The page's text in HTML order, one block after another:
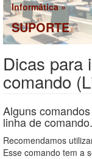
Informática»
SUPORTE
Dicas para
comando
Alguns
linha de comando.
Recomendamos
Esse comando tem a